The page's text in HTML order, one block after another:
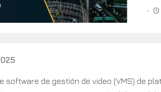
software de gestión de video (VMS) de